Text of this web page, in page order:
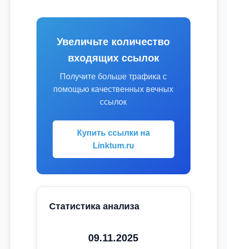
Увеличьте количество
входящих ссылок
Получите больше трафика с
помощью качественных вечных
ссылок
Купить ссылки на
Linktum.ru
Статистика анализа
09.11.2025